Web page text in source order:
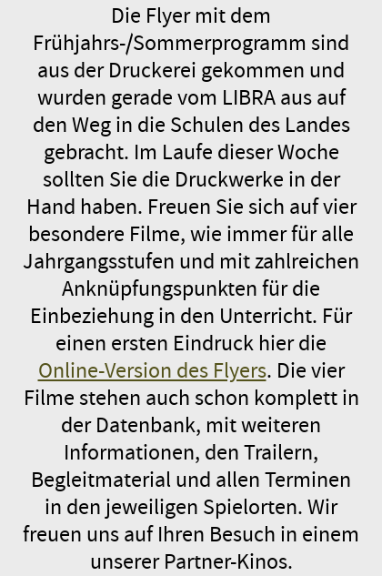
Die Flyer mit dem
Frühjahrs-/Sommerprogramm sind
aus der Druckerei gekommen und
wurden gerade vom LIBRA aus auf
den Weg in die Schulen des Landes
gebracht. Im Laufe dieser Woche
sollten Sie die Druckwerke in der
Hand haben. Freuen Sie sich auf vier
besondere Filme, wie immer für alle
Jahrgangsstufen und mit zahlreichen
Anknüpfungspunkten für die
Einbeziehung in den Unterricht. Für
einen ersten Eindruck hier die
Online-Version des Flyers. Die vier
Filme stehen auch schon komplett in
der Datenbank, mit weiteren
Informationen, den Trailern,
Begleitmaterial und allen Terminen
in den jeweiligen Spielorten. Wir
freuen uns auf Ihren Besuch in einem
unserer Partner-Kinos.